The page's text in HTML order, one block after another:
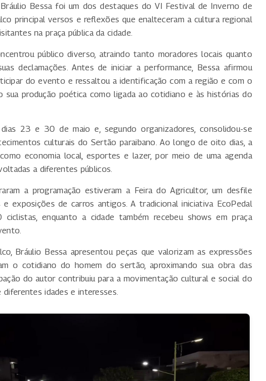
Bessa foi um dos destaques do VI Festival de Inverno de
principal versos e reflexões que enalteceram a cultura regional
na praça pública da cidade.
público diverso, atraindo tanto moradores locais quanto
declamações. Antes de iniciar a performance, Bessa afirmou
do evento e ressaltou a identificação com a região e com o
sua produção poética como ligada ao cotidiano e às histórias do
23 e 30 de maio e, segundo organizadores, consolidou-se
culturais do Sertão paraibano. Ao longo de oito dias, a
economia local, esportes e lazer, por meio de uma agenda
a diferentes públicos.
a programação estiveram a Feira do Agricultor, um desfile
exposições de carros antigos. A tradicional iniciativa EcoPedal
ciclistas, enquanto a cidade também recebeu shows em praça
Bráulio Bessa apresentou peças que valorizam as expressões
o cotidiano do homem do sertão, aproximando sua obra das
do autor contribuiu para a movimentação cultural e social do
idades e interesses.